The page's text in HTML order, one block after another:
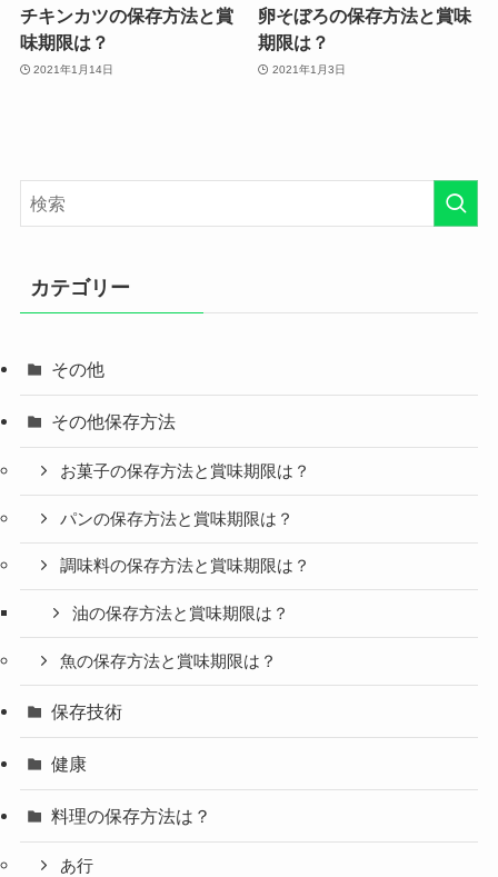
チキンカツの保存方法と賞
味期限は？
2021年1月14日
卵そぼろの保存方法と賞味
期限は？
2021年1月3日
カテゴリー
その他
その他保存方法
お菓子の保存方法と賞味期限は？
パンの保存方法と賞味期限は？
調味料の保存方法と賞味期限は？
油の保存方法と賞味期限は？
魚の保存方法と賞味期限は？
保存技術
健康
料理の保存方法は？
あ行